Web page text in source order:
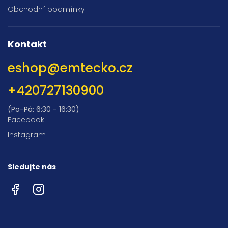
Obchodní podmínky
Kontakt
eshop@emtecko.cz
+420727130900
(Po-Pá: 6:30 - 16:30)
Facebook
Instagram
Sledujte nás
FacebookInstagram